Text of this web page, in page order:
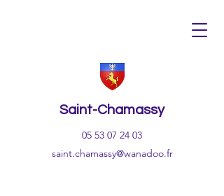
Saint-Chamassy
05 53 07 24 03
saint.chamassy@wanadoo.fr